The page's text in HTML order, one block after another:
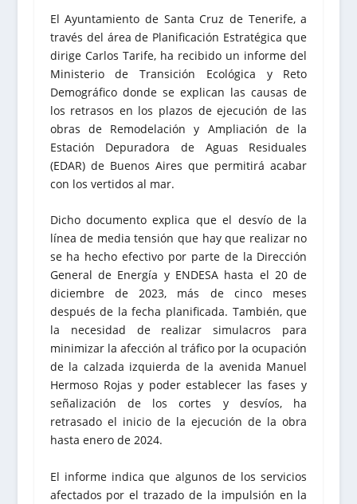
El Ayuntamiento de Santa Cruz de Tenerife, a
través del área de Planificación Estratégica que
dirige Carlos Tarife, ha recibido un informe del
Ministerio de Transición Ecológica y Reto
Demográfico donde se explican las causas de
los retrasos en los plazos de ejecución de las
obras de Remodelación y Ampliación de la
Estación Depuradora de Aguas Residuales
(EDAR) de Buenos Aires que permitirá acabar
con los vertidos al mar.
Dicho documento explica que el desvío de la
línea de media tensión que hay que realizar no
se ha hecho efectivo por parte de la Dirección
General de Energía y ENDESA hasta el 20 de
diciembre de 2023, más de cinco meses
después de la fecha planificada. También, que
la necesidad de realizar simulacros para
minimizar la afección al tráfico por la ocupación
de la calzada izquierda de la avenida Manuel
Hermoso Rojas y poder establecer las fases y
señalización de los cortes y desvíos, ha
retrasado el inicio de la ejecución de la obra
hasta enero de 2024.
El informe indica que algunos de los servicios
afectados por el trazado de la impulsión en la